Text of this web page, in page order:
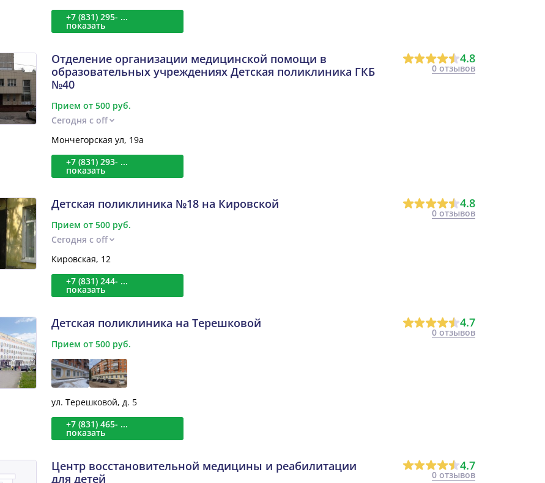
+7 (831) 295- ...
показать
Отделение организации медицинской помощи в
образовательных учреждениях Детская поликлиника ГКБ
№40
4.8
0 отзывов
Прием от 500 руб.
Сегодня с off
Мончегорская ул, 19а
+7 (831) 293- ...
показать
Детская поликлиника №18 на Кировской 4.8
0 отзывов
Прием от 500 руб.
Сегодня с off
Кировская, 12
+7 (831) 244- ...
показать
Детская поликлиника на Терешковой 4.7
0 отзывов
Прием от 500 руб.
ул. Терешковой, д. 5
+7 (831) 465- ...
показать
Центр восстановительной медицины и реабилитации
для детей
4.7
0 отзывов